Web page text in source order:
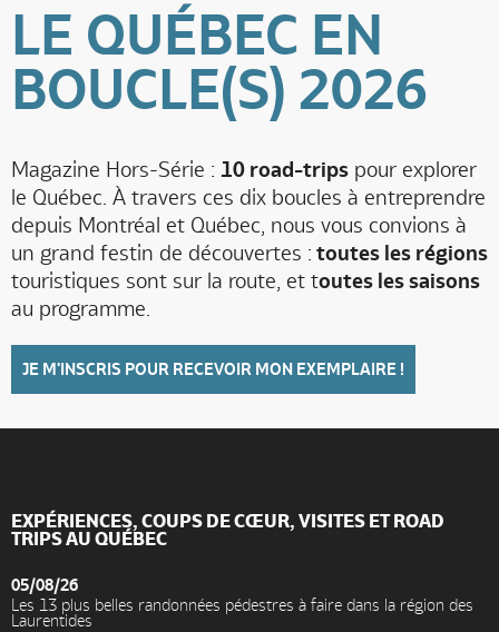
LE QUÉBEC EN
BOUCLE(S) 2026
Magazine Hors-Série : 10 road-trips pour explorer
le Québec. À travers ces dix boucles à entreprendre
depuis Montréal et Québec, nous vous convions à
un grand festin de découvertes : toutes les régions
touristiques sont sur la route, et toutes les saisons
au programme.
JE M'INSCRIS POUR RECEVOIR MON EXEMPLAIRE !
EXPÉRIENCES, COUPS DE CŒUR, VISITES ET ROAD
TRIPS AU QUÉBEC
05/08/26
Les 13 plus belles randonnées pédestres à faire dans la région des
Laurentides